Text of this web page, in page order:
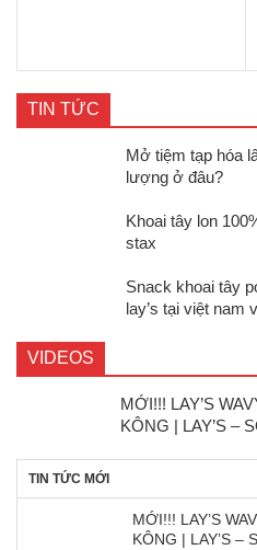
TIN TỨC
Mở tiệm tạp hóa
lượng ở đâu?
Khoai tây lon
stax
Snack khoai tây
lay’s tại việt nam
VIDEOS
MỚI!!! LAY’S
KÔNG | LAY’S –
TIN TỨC MỚI
MỚI!!! LAY’S
KÔNG | LAY’S –